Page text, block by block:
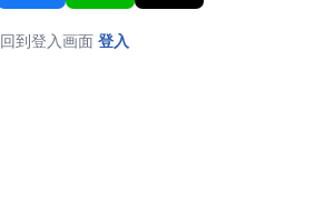
回到登入画面 登入